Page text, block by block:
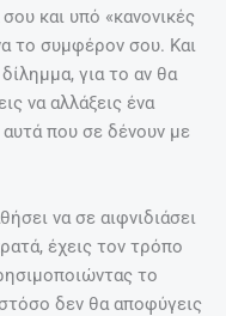
και υπό «κανονικές
το συμφέρον σου. Και
για το αν θα
να αλλάξεις ένα
που σε δένουν με
να σε αιφνιδιάσει
έχεις τον τρόπο
το
δεν θα αποφύγεις